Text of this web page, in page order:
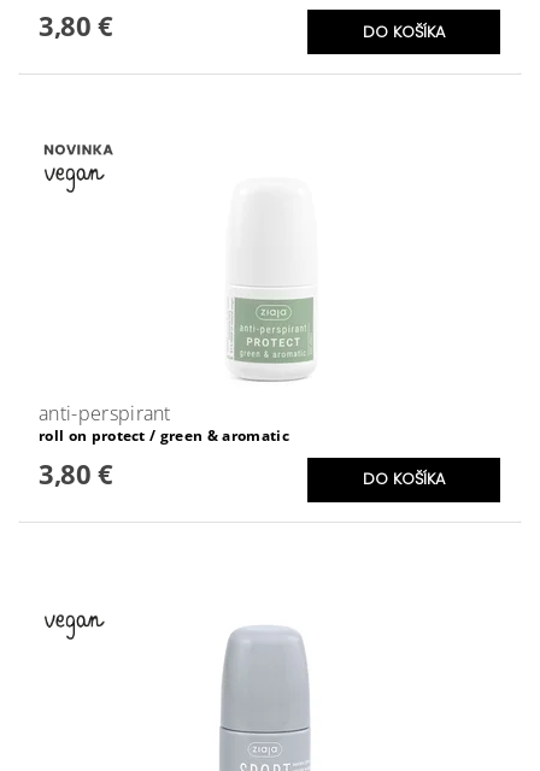
3,80 €
anti-perspirant
roll on protect / green & aromatic
3,80 €